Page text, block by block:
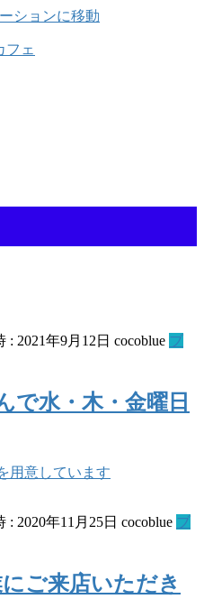
ションに移動
フェ
: 2021年9月12日 cocoblue ブ
で水・木・金曜日
用意しています
: 2020年11月25日 cocoblue ブ
ご来店いただき